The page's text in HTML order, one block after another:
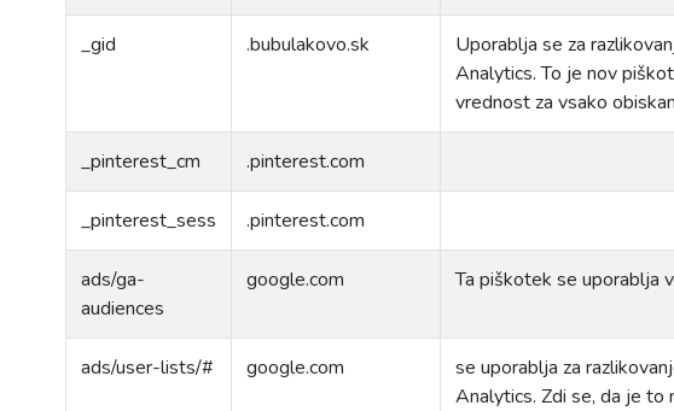
_gid .bubulakovo.sk
Uporablja se za
Analytics. To je nov
vrednost za vsako
_pinterest_cm .pinterest.com
_pinterest_sess .pinterest.com
ads/ga-
audiences
google.com Ta piškotek se uporablja
ads/user-lists/# google.com
se uporablja za
Analytics. Zdi se, da je to